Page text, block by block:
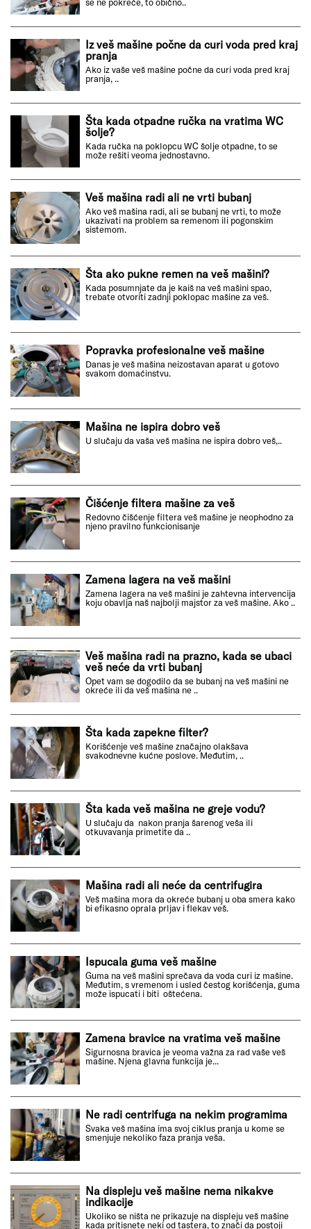
Iz veš mašine počne da curi voda pred kraj
pranja
Ako iz vaše veš mašine počne da curi voda pred kraj
pranja, ..
Šta kada otpadne ručka na vratima WC
šolje?
Kada ručka na poklopcu WC šolje otpadne, to se
može rešiti veoma jednostavno.
Veš mašina radi ali ne vrti bubanj
Ako veš mašina radi, ali se bubanj ne vrti, to može
ukazivati na problem sa remenom ili pogonskim
sistemom.
Šta ako pukne remen na veš mašini?
Kada posumnjate da je kaiš na veš mašini spao,
trebate otvoriti zadnji poklopac mašine za veš.
Popravka profesionalne veš mašine
Danas je veš mašina neizostavan aparat u gotovo
svakom domaćinstvu.
Mašina ne ispira dobro veš
U slučaju da vaša veš mašina ne ispira dobro veš,..
Čišćenje filtera mašine za veš
Redovno čišćenje filtera veš mašine je neophodno za
njeno pravilno funkcionisanje
Zamena lagera na veš mašini
Zamena lagera na veš mašini je zahtevna intervencija
koju obavlja naš najbolji majstor za veš mašine. Ako ..
Veš mašina radi na prazno, kada se ubaci
veš neće da vrti bubanj
Opet vam se dogodilo da se bubanj na veš mašini ne
okreće ili da veš mašina ne ..
Šta kada zapekne filter?
Korišćenje veš mašine značajno olakšava
svakodnevne kućne poslove. Međutim, ..
Šta kada veš mašina ne greje vodu?
U slučaju da nakon pranja šarenog veša ili
otkuvavanja primetite da ..
Mašina radi ali neće da centrifugira
Veš mašina mora da okreće bubanj u oba smera kako
bi efikasno oprala prljav i flekav veš.
Ispucala guma veš mašine
Guma na veš mašini sprečava da voda curi iz mašine.
Međutim, s vremenom i usled čestog korišćenja, guma
može ispucati i biti oštećena.
Zamena bravice na vratima veš mašine
Sigurnosna bravica je veoma važna za rad vaše veš
mašine. Njena glavna funkcija je...
Ne radi centrifuga na nekim programima
Svaka veš mašina ima svoj ciklus pranja u kome se
smenjuje nekoliko faza pranja veša.
Na displeju veš mašine nema nikakve
indikacije
Ukoliko se ništa ne prikazuje na displeju veš mašine
kada pritisnete neki od tastera, to znači da postoji